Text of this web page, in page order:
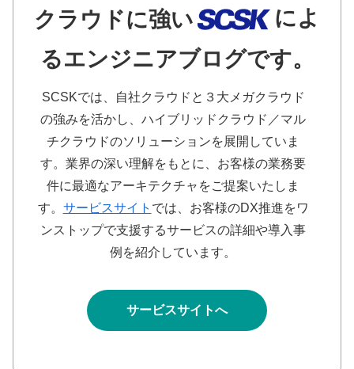
クラウドに強い
によ
るエンジニアブログです。
SCSKでは、自社クラウドと３大メガクラウド
の強みを活かし、ハイブリッドクラウド／マル
チクラウドのソリューションを展開していま
す。業界の深い理解をもとに、お客様の業務要
件に最適なアーキテクチャをご提案いたしま
す。 サービスサイト では、お客様のDX推進をワ
ンストップで支援するサービスの詳細や導入事
例を紹介しています。
サービスサイトへ